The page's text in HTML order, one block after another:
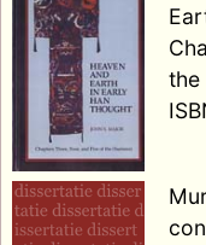
the